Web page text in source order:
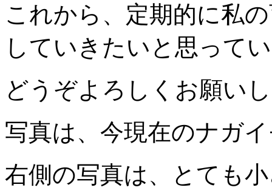
これから、定期的に私
していきたいと思って
どうぞよろしくお願い
写真は、今現在のナガ
右側の写真は、とても